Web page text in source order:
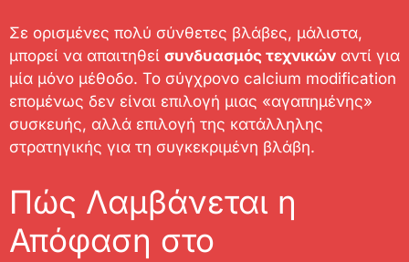
Σε ορισμένες πολύ σύνθετες βλάβες, μάλιστα,
μπορεί να απαιτηθεί συνδυασμός τεχνικών αντί για
μία μόνο μέθοδο. Το σύγχρονο calcium modification
επομένως δεν είναι επιλογή μιας «αγαπημένης»
συσκευής, αλλά επιλογή της κατάλληλης
στρατηγικής για τη συγκεκριμένη βλάβη.
Πώς Λαμβάνεται η
Απόφαση στο